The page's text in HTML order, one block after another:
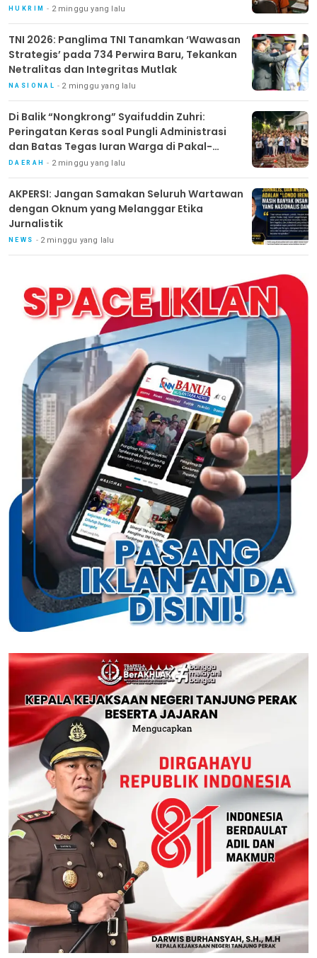
HUKRIM 2 minggu yang lalu
TNI 2026: Panglima TNI Tanamkan ‘Wawasan
Strategis’ pada 734 Perwira Baru, Tekankan
Netralitas dan Integritas Mutlak
NASIONAL 2 minggu yang lalu
Di Balik “Nongkrong” Syaifuddin Zuhri:
Peringatan Keras soal Pungli Administrasi
dan Batas Tegas Iuran Warga di Pakal-
Benowo
DAERAH 2 minggu yang lalu
AKPERSI: Jangan Samakan Seluruh Wartawan
dengan Oknum yang Melanggar Etika
Jurnalistik
NEWS 2 minggu yang lalu